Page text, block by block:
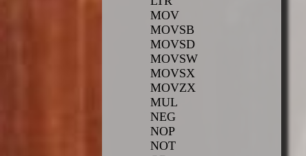
MOV
MOVSB
MOVSD
MOVSW
MOVSX
MOVZX
MUL
NEG
NOP
NOT